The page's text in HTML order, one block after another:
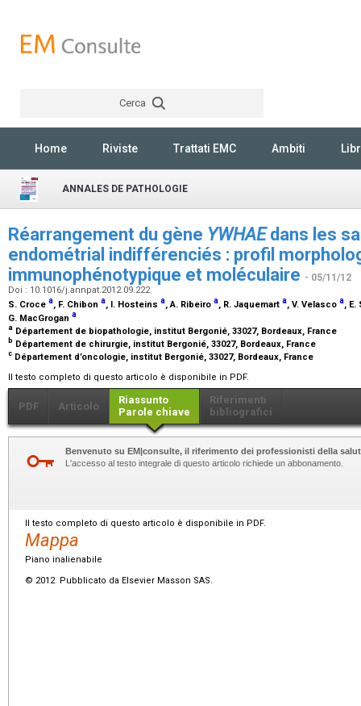
Cerca
Home Riviste Trattati EMC Ambiti
ANNALES DE PATHOLOGIE
Réarrangement du gène YWHAEdans les
endométrial indifférenciés : profil
immunophénotypique et moléculaire - 05/11/12
Doi : 10.1016/j.annpat.2012.09.222
S. Croce a, F. Chibon a, I. Hosteins a, A. Ribeiro a, R. Jaquemart a, V. Velasco a,
G. MacGrogan a
a Département de biopathologie, institut Bergonié, 33027, Bordeaux, France
b Département de chirurgie, institut Bergonié, 33027, Bordeaux, France
c Département d’oncologie, institut Bergonié, 33027, Bordeaux, France
Il testo completo di questo articolo è disponibile in PDF.
PDF Articolo
Riassunto
Parole chiave
Riferimenti
bibliografici
Benvenuto su EM|consulte, il riferimento dei professionisti della
L'accesso al testo integrale di questo articolo richiede un abbonamento.
Il testo completo di questo articolo è disponibile in PDF.
Mappa
Piano inalienabile
© 2012 Pubblicato da Elsevier Masson SAS.